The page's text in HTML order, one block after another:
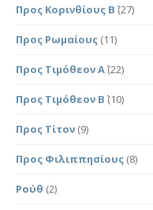
Προς Κορινθίους Β΄ (27)
Προς Ρωμαίους (11)
Προς Τιμόθεον Α΄(22)
Προς Τιμόθεον Β΄ (10)
Προς Τίτον (9)
Προς Φιλιππησίους (8)
Ρούθ (2)